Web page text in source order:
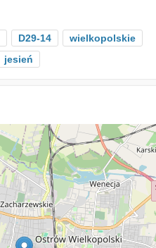
D29-14
wielkopolskie
jesień